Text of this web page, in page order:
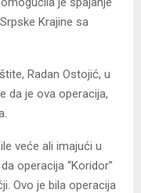
Krajine sa
Radan Ostojić, u
da je ova operacija,
veće ali imajući u
operacija “Koridor”
Ovo je bila operacija